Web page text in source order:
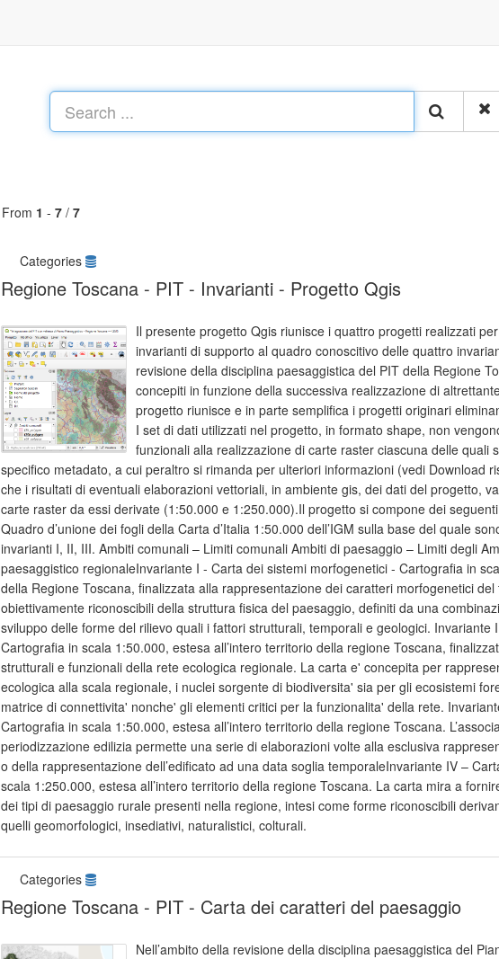
From 1 - 7 / 7
Categories
Regione Toscana - PIT - Invarianti - Progetto Qgis
Il presente progetto Qgis riunisce i quattro progetti realizzati
invarianti di supporto al quadro conoscitivo delle quattro
revisione della disciplina paesaggistica del PIT della Regione
concepiti in funzione della successiva realizzazione di
progetto riunisce e in parte semplifica i progetti originari
I set di dati utilizzati nel progetto, in formato shape, non
funzionali alla realizzazione di carte raster ciascuna delle quali
specifico metadato, a cui peraltro si rimanda per ulteriori informazioni (vedi Download
che i risultati di eventuali elaborazioni vettoriali, in ambiente gis, dei dati del progetto,
carte raster da essi derivate (1:50.000 e 1:250.000).Il progetto si compone dei
Quadro d’unione dei fogli della Carta d’Italia 1:50.000 dell’IGM sulla base del quale
invarianti I, II, III. Ambiti comunali – Limiti comunali Ambiti di paesaggio – Limiti degli
paesaggistico regionaleInvariante I - Carta dei sistemi morfogenetici - Cartografia in
della Regione Toscana, finalizzata alla rappresentazione dei caratteri morfogenetici
obiettivamente riconoscibili della struttura fisica del paesaggio, definiti da una
sviluppo delle forme del rilievo quali i fattori strutturali, temporali e geologici. Invariante
Cartografia in scala 1:50.000, estesa all’intero territorio della regione Toscana,
strutturali e funzionali della rete ecologica regionale. La carta e' concepita per
ecologica alla scala regionale, i nuclei sorgente di biodiversita' sia per gli ecosistemi
matrice di connettivita' nonche' gli elementi critici per la funzionalita' della rete.
Cartografia in scala 1:50.000, estesa all’intero territorio della regione Toscana.
periodizzazione edilizia permette una serie di elaborazioni volte alla esclusiva
o della rappresentazione dell’edificato ad una data soglia temporaleInvariante IV –
scala 1:250.000, estesa all’intero territorio della regione Toscana. La carta mira a
dei tipi di paesaggio rurale presenti nella regione, intesi come forme riconoscibili
quelli geomorfologici, insediativi, naturalistici, colturali.
Categories
Regione Toscana - PIT - Carta dei caratteri del paesaggio
Nell’ambito della revisione della disciplina paesaggistica del